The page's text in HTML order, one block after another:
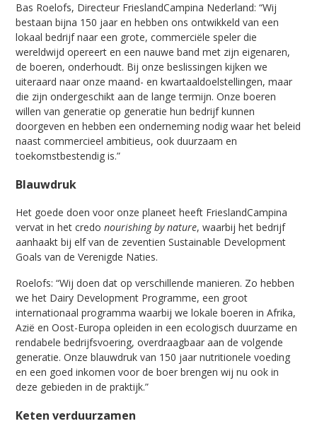
Bas Roelofs, Directeur FrieslandCampina Nederland: “Wij
bestaan bijna 150 jaar en hebben ons ontwikkeld van een
lokaal bedrijf naar een grote, commerciële speler die
wereldwijd opereert en een nauwe band met zijn eigenaren,
de boeren, onderhoudt. Bij onze beslissingen kijken we
uiteraard naar onze maand- en kwartaaldoelstellingen, maar
die zijn ondergeschikt aan de lange termijn. Onze boeren
willen van generatie op generatie hun bedrijf kunnen
doorgeven en hebben een onderneming nodig waar het beleid
naast commercieel ambitieus, ook duurzaam en
toekomstbestendig is.”
Blauwdruk
Het goede doen voor onze planeet heeft FrieslandCampina
vervat in het credonourishing by nature, waarbij het bedrijf
aanhaakt bij elf van de zeventien Sustainable Development
Goals van de Verenigde Naties.
Roelofs: “Wij doen dat op verschillende manieren. Zo hebben
we het Dairy Development Programme, een groot
internationaal programma waarbij we lokale boeren in Afrika,
Azië en Oost-Europa opleiden in een ecologisch duurzame en
rendabele bedrijfsvoering, overdraagbaar aan de volgende
generatie. Onze blauwdruk van 150 jaar nutritionele voeding
en een goed inkomen voor de boer brengen wij nu ook in
deze gebieden in de praktijk.”
Keten verduurzamen